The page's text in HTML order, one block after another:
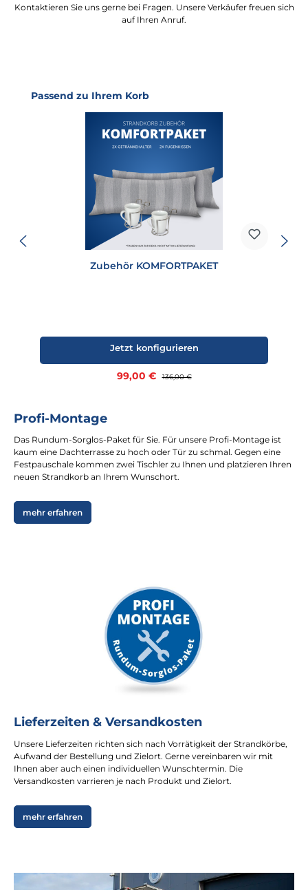
Kontaktieren Sie uns gerne bei Fragen. Unsere Verkäufer freuen sich
auf Ihren Anruf.
Produktgalerie überspringen
Passend zu Ihrem Korb
Zubehör KOMFORTPAKET
Verkaufspreis:
99,00 € Regulärer Preis:
136,00 €
Jetzt konfigurieren
Profi-Montage
Das Rundum-Sorglos-Paket für Sie. Für unsere Profi-Montage ist
kaum eine Dachterrasse zu hoch oder Tür zu schmal. Gegen eine
Festpauschale kommen zwei Tischler zu Ihnen und platzieren Ihren
neuen Strandkorb an Ihrem Wunschort.
mehr erfahren
Lieferzeiten & Versandkosten
Unsere Lieferzeiten richten sich nach Vorrätigkeit der Strandkörbe,
Aufwand der Bestellung und Zielort. Gerne vereinbaren wir mit
Ihnen aber auch einen individuellen Wunschtermin. Die
Versandkosten varrieren je nach Produkt und Zielort.
mehr erfahren